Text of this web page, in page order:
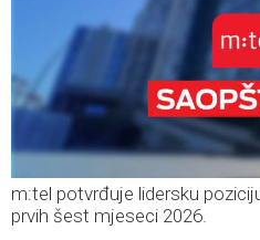
m:tel potvrđuje lidersku
prvih šest mjeseci 2026.